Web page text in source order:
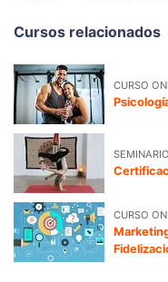
Cursos relacionados
CURSO
CURSO